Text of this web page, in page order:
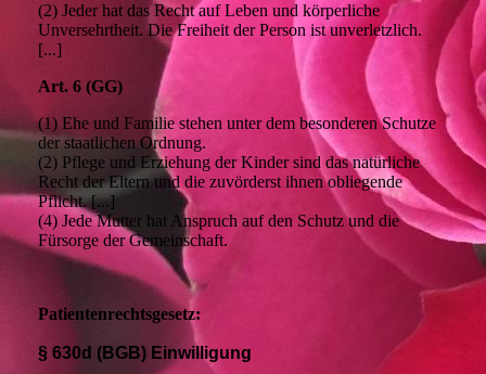
(2) Jeder hat das Recht auf Leben und körperliche
Unversehrtheit. Die Freiheit der Person ist unverletzlich.
[...]
Art. 6 (GG)
(1) Ehe und Familie stehen unter dem besonderen Schutze
der staatlichen Ordnung.
(2) Pflege und Erziehung der Kinder sind das natürliche
Recht der Eltern und die zuvörderst ihnen obliegende
Pflicht. [...]
(4) Jede Mutter hat Anspruch auf den Schutz und die
Fürsorge der Gemeinschaft.
Patientenrechtsgesetz:
§ 630d (BGB) Einwilligung